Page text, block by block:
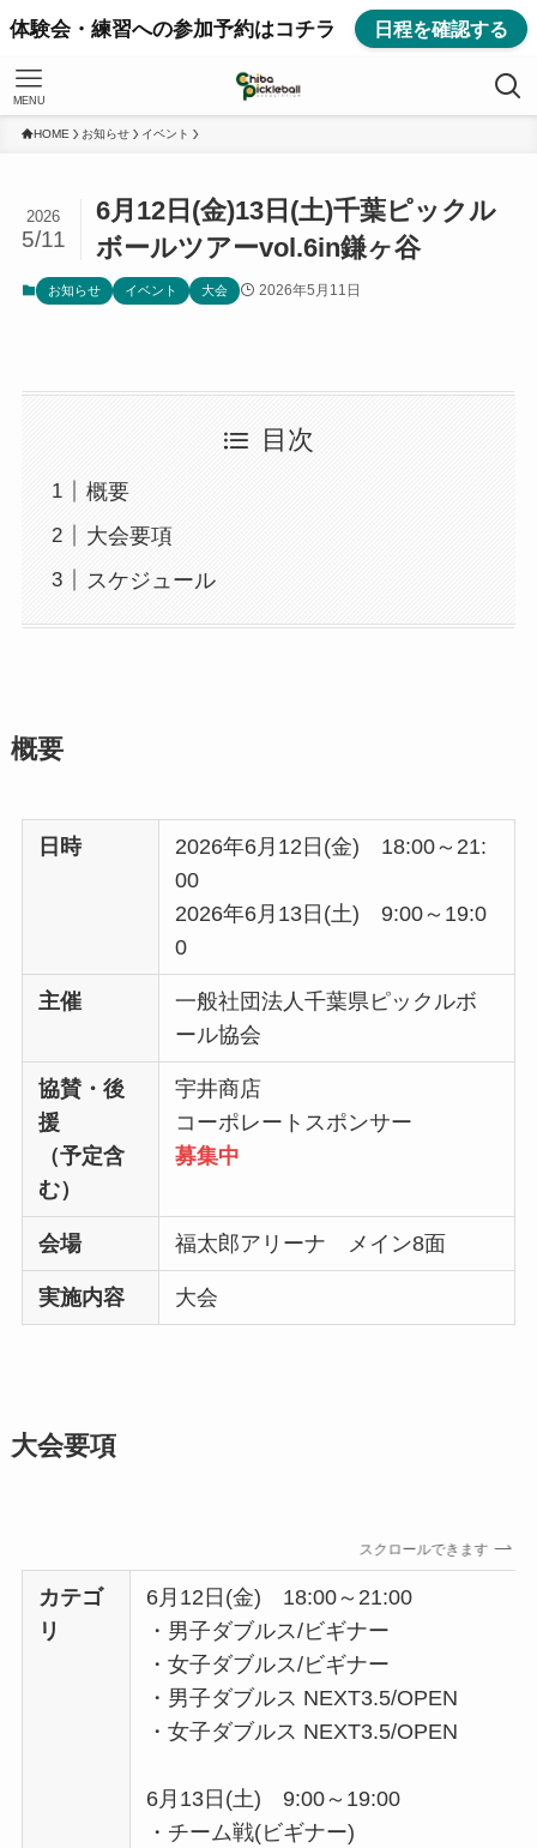
体験会・練習への参加予約はコチラ 日程を確認する
MENU
HOME お知らせ イベント
6月12日(金)13日(土)千葉ピックル
ボールツアーvol.6in鎌ヶ谷
2026
5/11
お知らせ イベント 大会 2026年5月11日
目次
概要
大会要項
スケジュール
概要
日時
2026年6月12日(金) 18:00～21:
00
2026年6月13日(土) 9:00～19:0
0
主催
一般社団法人千葉県ピックルボ
ール協会
協賛・後
援
（予定含
む）
宇井商店
コーポレートスポンサー
募集中
会場 福太郎アリーナ メイン8面
実施内容 大会
大会要項
スクロールできます
カテゴ
リ
6月12日(金) 18:00～21:00
・男子ダブルス/ビギナー
・女子ダブルス/ビギナー
・男子ダブルス NEXT3.5/OPEN
・女子ダブルス NEXT3.5/OPEN
6月13日(土) 9:00～19:00
・チーム戦(ビギナー)